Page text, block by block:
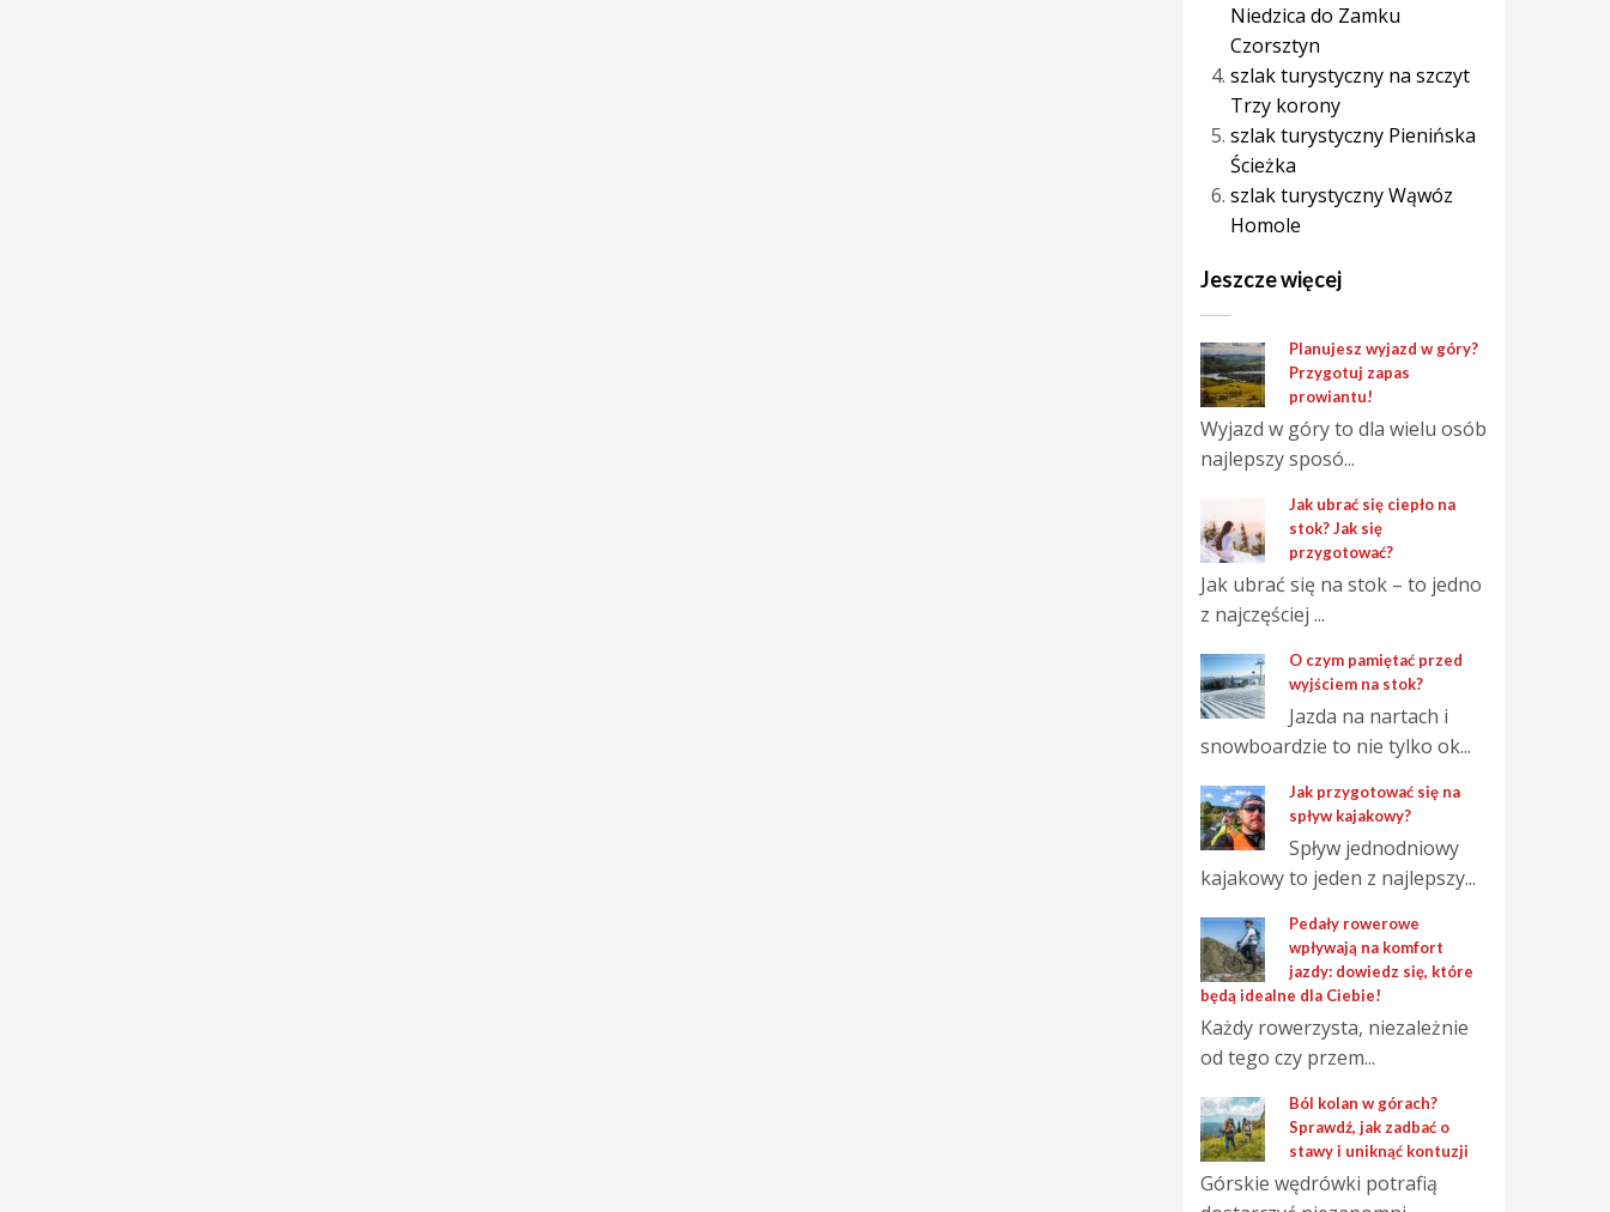
Niedzica do Zamku
Czorsztyn
szlak turystyczny na szczyt
Trzy korony
szlak turystyczny Pienińska
Ścieżka
szlak turystyczny Wąwóz
Homole
Jeszcze więcej
Planujesz wyjazd w góry?
Przygotuj zapas
prowiantu!
Wyjazd w góry to dla wielu osób
najlepszy sposó...
Jak ubrać się ciepło na
stok? Jak się
przygotować?
Jak ubrać się na stok – to jedno
z najczęściej ...
O czym pamiętać przed
wyjściem na stok?
Jazda na nartach i
snowboardzie to nie tylko ok...
Jak przygotować się na
spływ kajakowy?
Spływ jednodniowy
kajakowy to jeden z najlepszy...
Pedały rowerowe
wpływają na komfort
jazdy: dowiedz się, które
będą idealne dla Ciebie!
Każdy rowerzysta, niezależnie
od tego czy przem...
Ból kolan w górach?
Sprawdź, jak zadbać o
stawy i uniknąć kontuzji
Górskie wędrówki potrafią